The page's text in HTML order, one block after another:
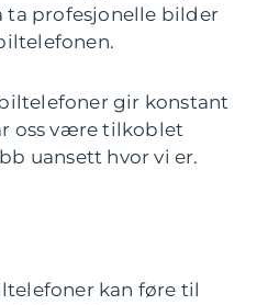
profesjonelle bilder
gir konstant
oss være tilkoblet
uansett hvor vi er.
kan føre til